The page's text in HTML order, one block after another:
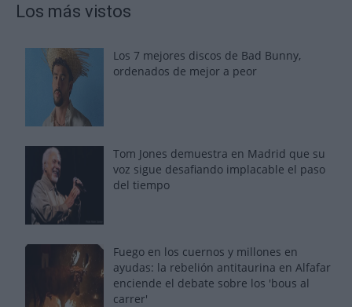
Los más vistos
Los 7 mejores discos de Bad Bunny,
ordenados de mejor a peor
Tom Jones demuestra en Madrid que su
voz sigue desafiando implacable el paso
del tiempo
Fuego en los cuernos y millones en
ayudas: la rebelión antitaurina en Alfafar
enciende el debate sobre los 'bous al
carrer'